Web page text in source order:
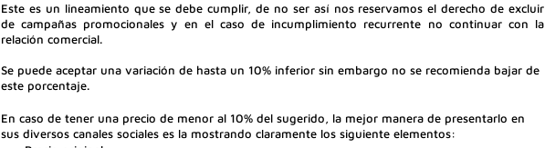
Este es un lineamiento que se debe cumplir, de no ser así nos reservamos el derecho de excluir
de campañas promocionales y en el caso de incumplimiento recurrente no continuar con la
relación comercial.
Se puede aceptar una variación de hasta un 10% inferior sin embargo no se recomienda bajar de
este porcentaje.
En caso de tener una precio de menor al 10% del sugerido, la mejor manera de presentarlo en
sus diversos canales sociales es la mostrando claramente los siguiente elementos: